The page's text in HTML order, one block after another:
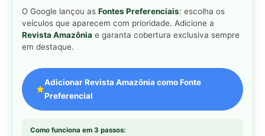
O Google lançou as Fontes Preferenciais: escolha os
veículos que aparecem com prioridade. Adicione a
Revista Amazônia e garanta cobertura exclusiva sempre
em destaque.
Adicionar Revista Amazônia como Fonte
Preferencial
Como funciona em 3 passos: